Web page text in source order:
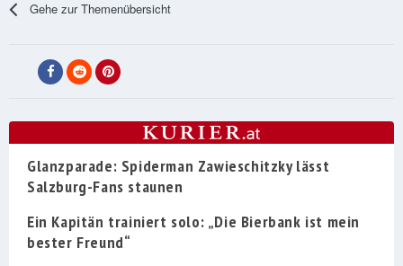
Gehe zur Themenübersicht
Glanzparade: Spiderman Zawieschitzky lässt
Salzburg-Fans staunen
Ein Kapitän trainiert solo: „Die Bierbank ist mein
bester Freund“